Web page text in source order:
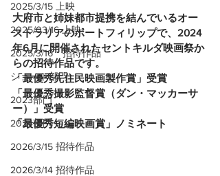
2025/3/15 上映
2025/03/16 上映
2025/3/16 招待作品
ショート部門
2023部門
2024部門
2026/3/15 招待作品
2026/3/14 招待作品
大府市と姉妹都市提携を結んでいるオー
ストラリアのポートフィリップで、2024
年6月に開催されたセントキルダ映画祭か
らの招待作品です。
「最優秀先住民映画製作賞」受賞
「最優秀撮影監督賞（ダン・マッカーサ
ー）」受賞
「最優秀短編映画賞」ノミネート